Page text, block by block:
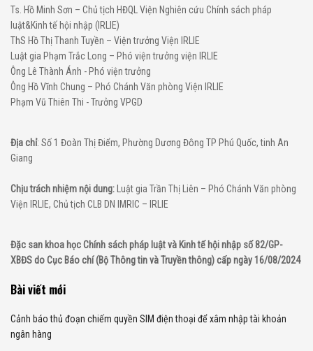
Ts. Hồ Minh Sơn – Chủ tịch HĐQL Viện Nghiên cứu Chính sách pháp
luật&Kinh tế hội nhập (IRLIE)
ThS Hồ Thị Thanh Tuyền – Viện trưởng Viện IRLIE
Luật gia Phạm Trắc Long – Phó viện trưởng viện IRLIE
Ông Lê Thành Ánh - Phó viện trưởng
Ông Hồ Vĩnh Chung – Phó Chánh Văn phòng Viện IRLIE
Phạm Vũ Thiên Thi - Trưởng VPGD
Địa chỉ: Số 1 Đoàn Thị Điểm, Phường Dương Đông TP Phú Quốc, tinh An
Giang
Chịu trách nhiệm nội dung: Luật gia Trần Thị Liên – Phó Chánh Văn phòng
Viện IRLIE, Chủ tịch CLB DN IMRIC – IRLIE
Đặc san khoa học Chính sách pháp luật và Kinh tế hội nhập số 82/GP-
XBĐS do Cục Báo chí (Bộ Thông tin và Truyền thông) cấp ngày 16/08/2024
Bài viết mới
Cảnh báo thủ đoạn chiếm quyền SIM điện thoại để xâm nhập tài khoản
ngân hàng